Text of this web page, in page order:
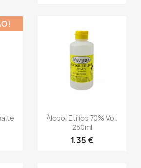
Álcool Etílico 70% Vol.
250ml
1,35 €